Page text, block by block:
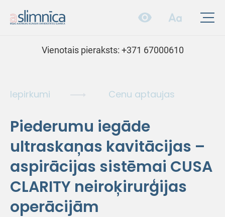
Vienotais pieraksts: +371 67000610
Iepirkumi Cenu aptaujas
Piederumu iegāde
ultraskaņas kavitācijas –
aspirācijas sistēmai CUSA
CLARITY neiroķirurģijas
operācijām